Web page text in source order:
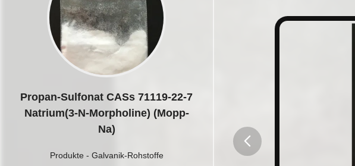
Propan-Sulfonat CASs 71119-22-7
Natrium(3-N-Morpholine) (Mopp-
Na)
Produkte - Galvanik-Rohstoffe